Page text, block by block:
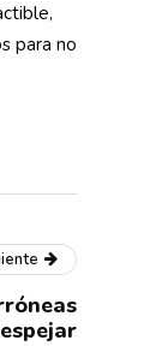
para no